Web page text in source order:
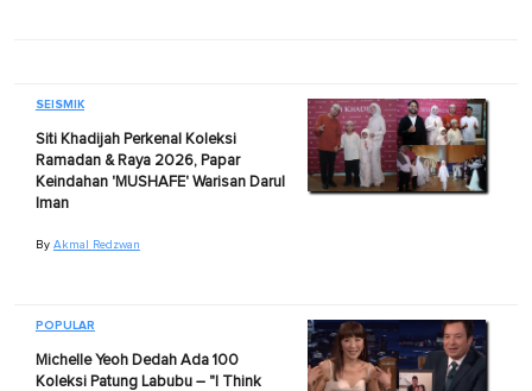
SEISMIK
Siti Khadijah Perkenal Koleksi
Ramadan & Raya 2026, Papar
Keindahan 'MUSHAFE' Warisan Darul
Iman
By Akmal Redzwan
POPULAR
Michelle Yeoh Dedah Ada 100
Koleksi Patung Labubu – "I Think